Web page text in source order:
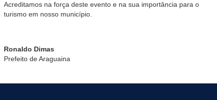
Acreditamos na força deste evento e na sua importância para o
turismo em nosso município.
Ronaldo Dimas
Prefeito de Araguaina